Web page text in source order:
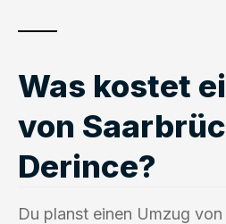
Was kostet
von
Derince?
Du planst einen Umzug